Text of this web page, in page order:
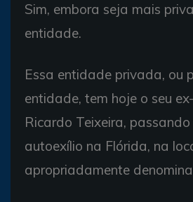
Sim, embora seja mais
entidade.
Essa entidade privada, ou
entidade, tem hoje o seu
Ricardo Teixeira,
autoexílio na Flórida, na
apropriadamente